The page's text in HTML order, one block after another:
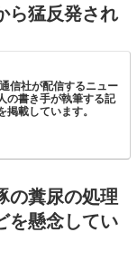
ら猛反発され
信社が配信するニュー
の書き手が執筆する記
載しています。
の糞尿の処理
を懸念してい